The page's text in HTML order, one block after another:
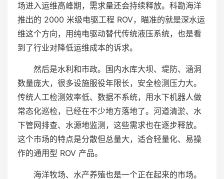
场进入运维高峰期，需求量还会持续释放。科勘海洋
推出的 2000 米级电驱工程 ROV，瞄准的就是深水运
维这个方向，用纯电驱动替代传统液压系统，也是看
到了行业对降低运维成本的诉求。
然后是水利和市政。国内水库大坝、堤防、涵洞
数量庞大，很多设施服役年限长，安全检测压力大。
传统人工检测效率低、数据不系统，用水下机器人做
常态化巡检，已经在不少地方落地了。河道清淤、水
下管网排查、水源地监测，这些需求也在逐步释放。
这个市场的特点是分散但总量大，适合轻量化、易操
作的通用型 ROV 产品。
海洋牧场、水产养殖也是一个正在起来的市场。